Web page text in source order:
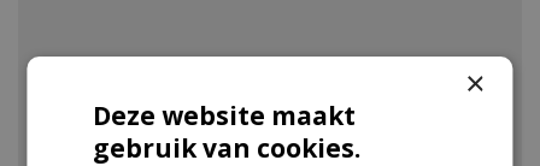
×
Deze website maakt
gebruik van cookies.